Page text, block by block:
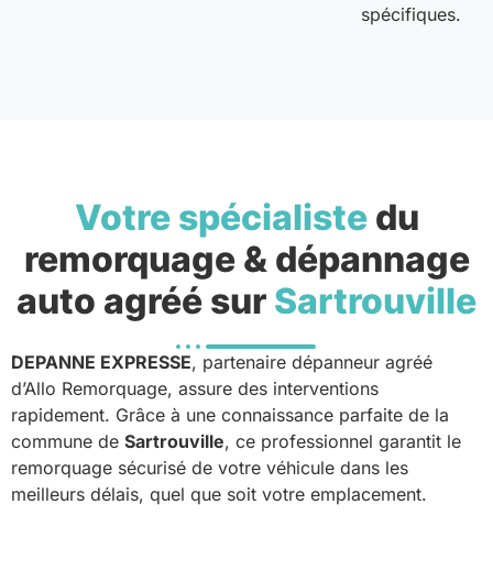
spécifiques.
Votre spécialistedu
remorquage & dépannage
auto agréé sur Sartrouville
DEPANNE EXPRESSE, partenaire dépanneur agréé
d’Allo Remorquage, assure des interventions
rapidement. Grâce à une connaissance parfaite de la
commune de Sartrouville, ce professionnel garantit le
remorquage sécurisé de votre véhicule dans les
meilleurs délais, quel que soit votre emplacement.